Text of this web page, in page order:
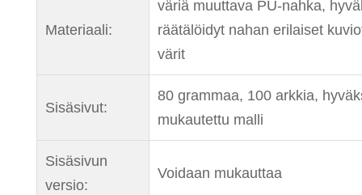
Materiaali:
väriä muuttava PU-nahka,
räätälöidyt nahan erilaiset
värit
Sisäsivut:
80 grammaa, 100 arkkia,
mukautettu malli
Sisäsivun
versio:
Voidaan mukauttaa